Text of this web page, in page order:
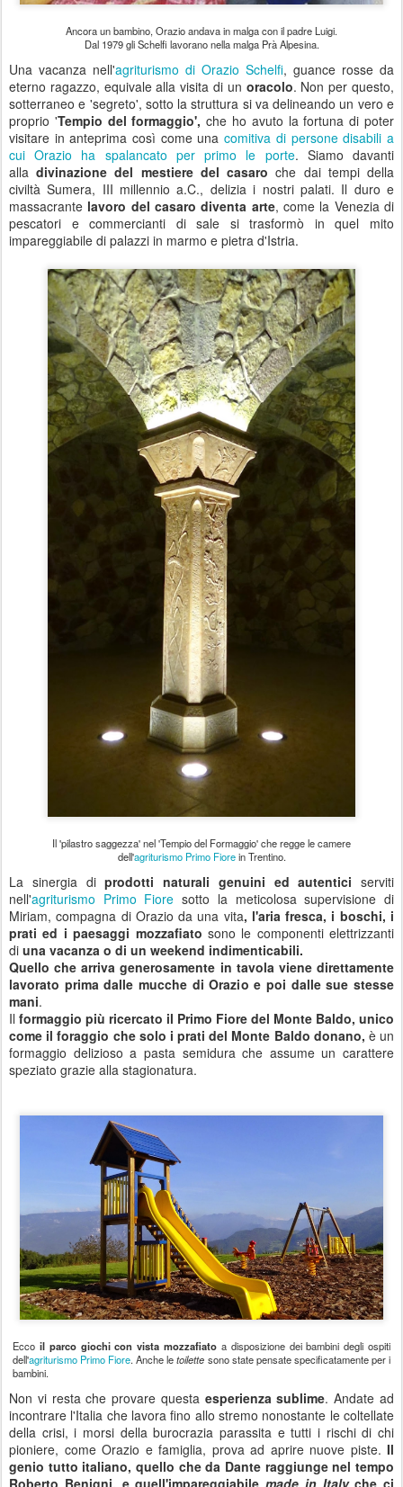
Ancora un bambino, Orazio andava in malga con il padre Luigi.
Dal 1979 gli Schelfi lavorano nella malga Prà Alpesina.
Una vacanza nell'agriturismo di Orazio Schelfi, guance rosse da
eterno ragazzo, equivale alla visita di un oracolo. Non per questo,
sotterraneo e 'segreto', sotto la struttura si va delineando un vero e
proprio 'Tempio del formaggio',che ho avuto la fortuna di poter
visitare in anteprima così come unacomitiva di persone disabili a
cui Orazio ha spalancato per primo le porte. Siamo davanti
alladivinazione del mestiere del casaro che dai tempi della
civiltà Sumera, III millennio a.C., delizia i nostri palati. Il duro e
massacrante lavoro del casaro diventa arte, come la Venezia di
pescatori e commercianti di sale si trasformò in quel mito
impareggiabile di palazzi in marmo e pietra d'Istria.
Il 'pilastro saggezza' nel 'Tempio del Formaggio' che regge le camere
dell'agriturismo Primo Fiorein Trentino.
La sinergia diprodotti naturali genuini ed autentici serviti
nell'agriturismo Primo Fiore sotto la meticolosa supervisione di
Miriam, compagna di Orazio da una vita, l'aria fresca, i boschi, i
prati ed i paesaggi mozzafiato sono le componenti elettrizzanti
di una vacanza o di un weekend indimenticabili.
Quello che arriva generosamente in tavola viene direttamente
lavorato prima dalle mucche di Orazio e poi dalle sue stesse
mani.
Il formaggio più ricercato il Primo Fiore del Monte Baldo, unico
come il foraggio che solo i prati del Monte Baldo donano, è un
formaggio delizioso a pasta semidura che assume un carattere
speziato grazie alla stagionatura.
Ecco il parco giochi con vista mozzafiato a disposizione dei bambini degli ospiti
dell'agriturismo Primo Fiore. Anche letoilette sono state pensate specificatamente per i
bambini.
Non vi resta che provare questa esperienza sublime. Andate ad
incontrare l'Italia che lavora fino allo stremo nonostante le coltellate
della crisi, i morsi della burocrazia parassita e tutti i rischi di chi
pioniere, come Orazio e famiglia, prova ad aprire nuove piste. Il
genio tutto italiano, quello che da Dante raggiunge nel tempo
Roberto Benigni, e quell'impareggiabile made in Italyche ci